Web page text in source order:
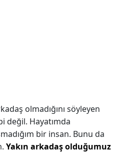
olmadığını söyleyen
değil. Hayatımda
bir insan. Bunu da
Yakın arkadaş olduğumuz